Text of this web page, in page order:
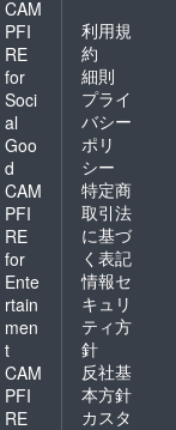
CAM
PFI
RE
for
Soci
al
Goo
d
CAM
PFI
RE
for
Ente
rtain
men
t
CAM
PFI
RE
利用規
約
細則
プライ
バシー
ポリ
シー
特定商
取引法
に基づ
く表記
情報セ
キュリ
ティ方
針
反社基
本方針
カスタ